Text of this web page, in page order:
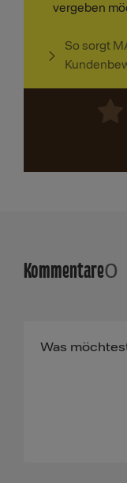
vergeben
So sorgt
Kommentare0